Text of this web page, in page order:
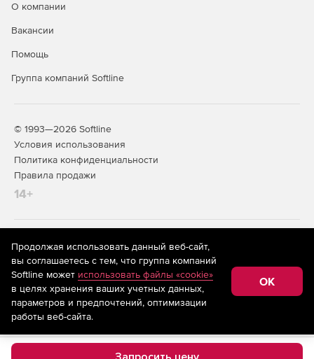
О компании
Вакансии
Помощь
Группа компаний Softline
© 1993—2026 Softline
Условия использования
Политика конфиденциальности
Правила продажи
14+
На информационном ресурсе store.softline.ru применяются
рекомендательные технологии
(информационные технологии
предоставления информации на основе сбора,
систематизации и анализа сведений, относящихся к
предпочтениям пользователей сети «Интернет»,
находящихся на территории Российской Федерации)
Продолжая использовать данный веб-сайт,
вы соглашаетесь с тем, что группа компаний
Softline может использовать файлы «cookie»
в целях хранения ваших учетных данных,
параметров и предпочтений, оптимизации
работы веб-сайта.
OK